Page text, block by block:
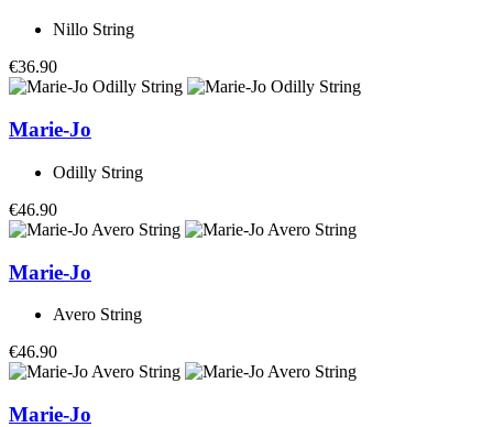
Nillo String
€36.90
Marie-Jo
Odilly String
€46.90
Marie-Jo
Avero String
€46.90
Marie-Jo